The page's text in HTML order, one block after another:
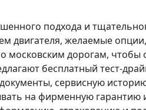
подхода и
двигателя, желаемые
московским дорогам,
бесплатный тест-
сервисную
на фирменную гарантию